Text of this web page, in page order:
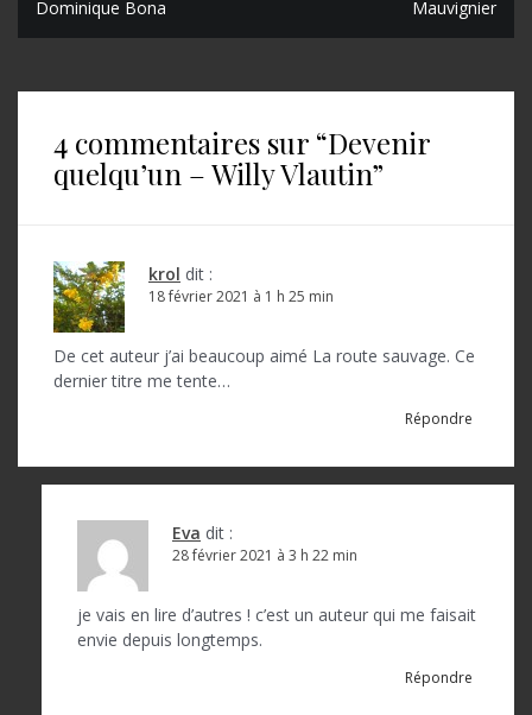
a
l
Dominique Bona
Mauvignier
4 commentaires sur “Devenir
quelqu’un – Willy Vlautin”
krol dit :
18 février 2021 à 1 h 25 min
De cet auteur j’ai beaucoup aimé La route sauvage. Ce
dernier titre me tente…
Répondre
Eva dit :
28 février 2021 à 3 h 22 min
je vais en lire d’autres ! c’est un auteur qui me faisait
envie depuis longtemps.
Répondre